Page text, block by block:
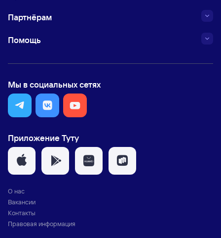
Партнёрам
Помощь
Мы в социальных сетях
Приложение Туту
О нас
Вакансии
Контакты
Правовая информация